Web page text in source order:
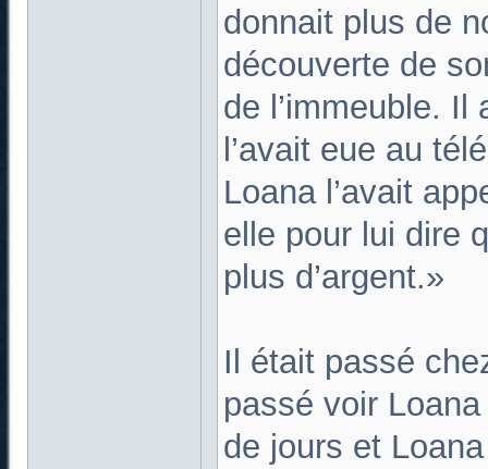
donnait plus de
découverte de
de l’immeuble. Il
l’avait eue au
Loana l’avait
elle pour lui dire
plus d’argent.»
Il était passé
passé voir
de jours et